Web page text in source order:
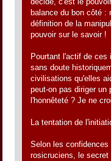
balance du bon côté :
définition de la
pouvoir sur le savoir !
Pourtant l'actif de
sans doute
civilisations qu'elles
peut-on pas diriger
l'honnêteté ? Je ne
La tentation de
Selon les
rosicruciens, le